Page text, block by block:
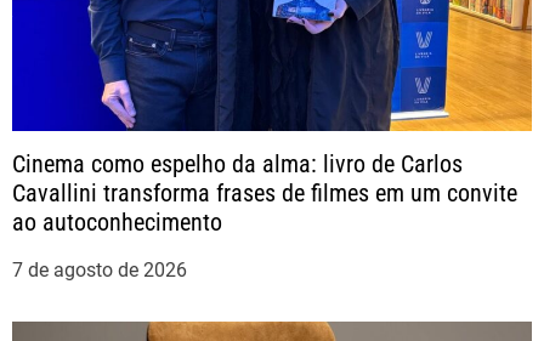
o
d
e
P
Cinema como espelho da alma: livro de Carlos
Cavallini transforma frases de filmes em um convite
ao autoconhecimento
7 de agosto de 2026